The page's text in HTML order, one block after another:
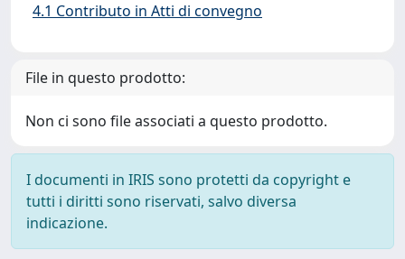
4.1 Contributo in Atti di convegno
File in questo prodotto:
Non ci sono file associati a questo prodotto.
I documenti in IRIS sono protetti da copyright e
tutti i diritti sono riservati, salvo diversa
indicazione.